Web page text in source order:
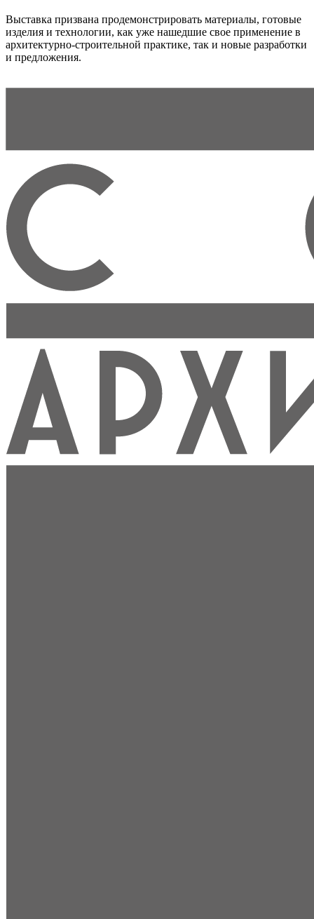
Выставка призвана продемонстрировать материалы, готовые
изделия и технологии, как уже нашедшие свое применение в
архитектурно-строительной практике, так и новые разработки
и предложения.